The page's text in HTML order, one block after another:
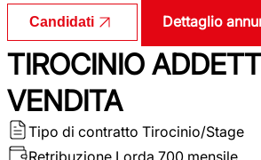
Candidati Dettaglio
TIROCINIO
VENDITA
Tipo di contratto Tirocinio/Stage
Retribuzione Lorda 700 mensile